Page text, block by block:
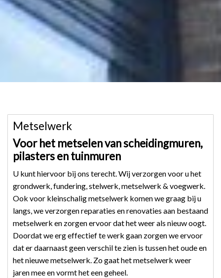
Metselwerk
Voor het metselen van scheidingmuren,
pilasters en tuinmuren
U kunt hiervoor bij ons terecht. Wij verzorgen voor u het
grondwerk, fundering, stelwerk, metselwerk & voegwerk.
Ook voor kleinschalig metselwerk komen we graag bij u
langs, we verzorgen reparaties en renovaties aan bestaand
metselwerk en zorgen ervoor dat het weer als nieuw oogt.
Doordat we erg effectief te werk gaan zorgen we ervoor
dat er daarnaast geen verschil te zien is tussen het oude en
het nieuwe metselwerk. Zo gaat het metselwerk weer
jaren mee en vormt het een geheel.